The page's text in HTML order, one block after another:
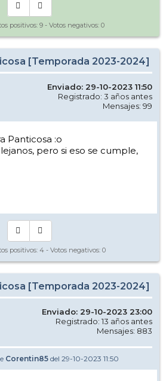
positivos: 9 - Votos negativos: 0
[Temporada 2023-2024]
Enviado: 29-10-2023 11:50
Registrado: 3 años antes
Mensajes: 99
Panticosa :o
pero si eso se cumple,
positivos: 4- Votos negativos: 0
[Temporada 2023-2024]
Enviado: 29-10-2023 23:00
Registrado: 13 años antes
Mensajes: 883
Corentin85 del 29-10-2023 11:50